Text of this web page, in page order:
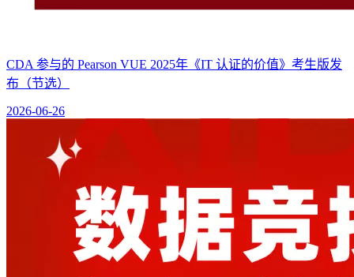
CDA 参与的 Pearson VUE 2025年《IT 认证的价值》考生版发
布（节选）
2026-06-26